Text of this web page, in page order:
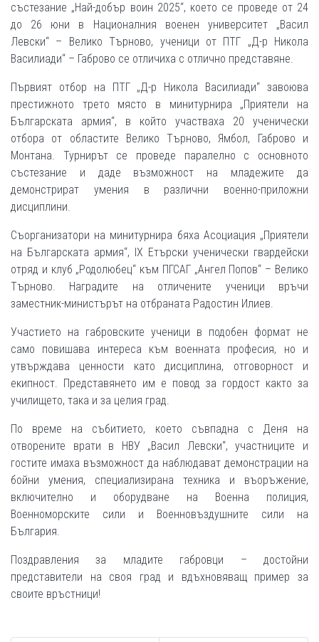
състезание „Най-добър воин 2025“, което се проведе от 24
до 26 юни в Националния военен университет „Васил
Левски“ – Велико Търново, ученици от ПТГ „Д-р Никола
Василиади“ – Габрово се отличиха с отлично представяне.
Първият отбор на ПТГ „Д-р Никола Василиади“ завоюва
престижното трето място в минитурнира „Приятели на
Българската армия“, в който участваха 20 ученически
отбора от областите Велико Търново, Ямбол, Габрово и
Монтана. Турнирът се проведе паралелно с основното
състезание и даде възможност на младежите да
демонстрират умения в различни военно-приложни
дисциплини.
Съорганизатори на минитурнира бяха Асоциация „Приятели
на Българската армия“, IX Етърски ученически гвардейски
отряд и клуб „Родолюбец“ към ПГСАГ „Ангел Попов“ – Велико
Търново. Наградите на отличените ученици връчи
заместник-министърът на отбраната Радостин Илиев.
Участието на габровските ученици в подобен формат не
само повишава интереса към военната професия, но и
утвърждава ценности като дисциплина, отговорност и
екипност. Представянето им е повод за гордост както за
училището, така и за целия град.
По време на събитието, което съвпадна с Деня на
отворените врати в НВУ „Васил Левски“, участниците и
гостите имаха възможност да наблюдават демонстрации на
бойни умения, специализирана техника и въоръжение,
включително и оборудване на Военна полиция,
Военноморските сили и Военновъздушните сили на
България.
Поздравления за младите габровци – достойни
представители на своя град и вдъхновяващ пример за
своите връстници!